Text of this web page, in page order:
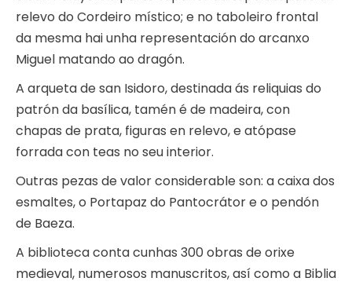
relevo do Cordeiro místico; e no taboleiro frontal
da mesma hai unha representación do arcanxo
Miguel matando ao dragón.
A arqueta de san Isidoro, destinada ás reliquias do
patrón da basílica, tamén é de madeira, con
chapas de prata, figuras en relevo, e atópase
forrada con teas no seu interior.
Outras pezas de valor considerable son: a caixa dos
esmaltes, o Portapaz do Pantocrátor e o pendón
de Baeza.
A biblioteca conta cunhas 300 obras de orixe
medieval, numerosos manuscritos, así como a Biblia